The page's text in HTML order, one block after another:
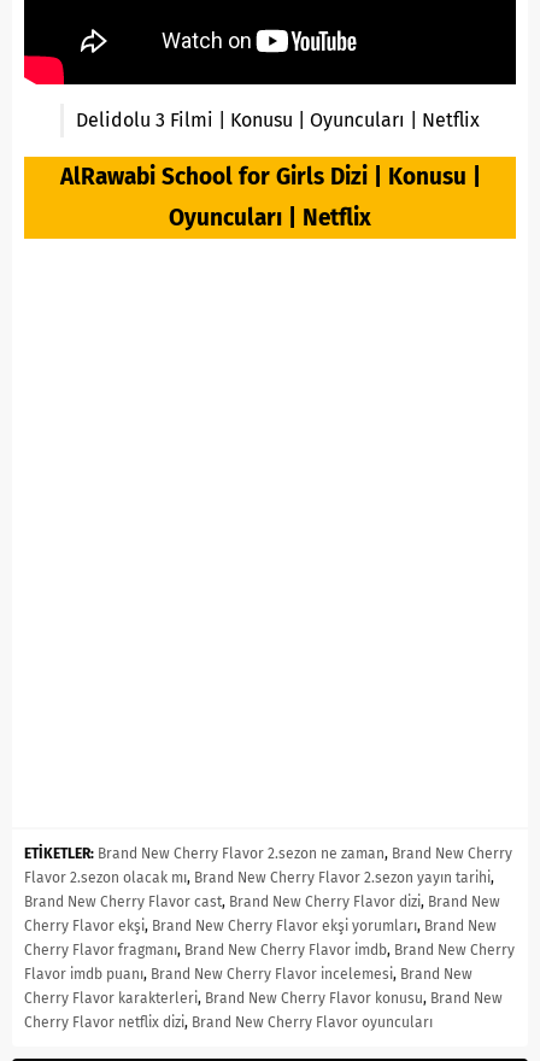
Delidolu 3 Filmi | Konusu | Oyuncuları | Netflix
AlRawabi School for Girls Dizi | Konusu |
Oyuncuları | Netflix
ETİKETLER: Brand New Cherry Flavor 2.sezon ne zaman, Brand New Cherry
Flavor 2.sezon olacak mı, Brand New Cherry Flavor 2.sezon yayın tarihi,
Brand New Cherry Flavor cast, Brand New Cherry Flavor dizi, Brand New
Cherry Flavor ekşi, Brand New Cherry Flavor ekşi yorumları, Brand New
Cherry Flavor fragmanı, Brand New Cherry Flavor imdb, Brand New Cherry
Flavor imdb puanı, Brand New Cherry Flavor incelemesi, Brand New
Cherry Flavor karakterleri, Brand New Cherry Flavor konusu, Brand New
Cherry Flavor netflix dizi, Brand New Cherry Flavor oyuncuları